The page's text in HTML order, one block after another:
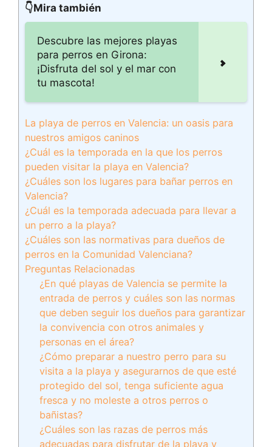
👇Mira también
Descubre las mejores playas
para perros en Girona:
¡Disfruta del sol y el mar con
tu mascota!
La playa de perros en Valencia: un oasis para
nuestros amigos caninos
¿Cuál es la temporada en la que los perros
pueden visitar la playa en Valencia?
¿Cuáles son los lugares para bañar perros en
Valencia?
¿Cuál es la temporada adecuada para llevar a
un perro a la playa?
¿Cuáles son las normativas para dueños de
perros en la Comunidad Valenciana?
Preguntas Relacionadas
¿En qué playas de Valencia se permite la
entrada de perros y cuáles son las normas
que deben seguir los dueños para garantizar
la convivencia con otros animales y
personas en el área?
¿Cómo preparar a nuestro perro para su
visita a la playa y asegurarnos de que esté
protegido del sol, tenga suficiente agua
fresca y no moleste a otros perros o
bañistas?
¿Cuáles son las razas de perros más
adecuadas para disfrutar de la playa y